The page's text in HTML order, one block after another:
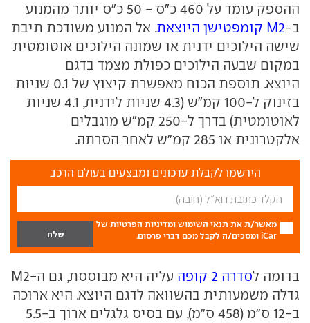
ההספק עומד על 460 כ"ס - 50 כ"ס יותר מהמנוע
ב-M2 קומפטישן היוצאת
. אל המנוע משודכת תיבת
שישה הילוכים ידנית או שמונה הילוכים אוטומטית
במקום שבעה הילוכים כפולת מצמד בדגם
היוצא. תוספת הכוח מאפשרת קיצוץ של 0.1 שניות
בזינוק ל-100 קמ"ש (4.3 שניות לידנית, 4.1 שניות
לאוטומטית) בדרך ל-250 קמ"ש מוגבלים
אלקטרונית או 285 קמ"ש לאחר הסרתה.
הירשמו לקבלת עדכונים ומבצעים בעולם הרכב
מאשר/ת את תנאי השימוש ומדיניות הפרטיות של
iCar ומסכים/ה לקבל מכם דברי פרסום.
בדומה לסדרה 2 קופה
עליה היא מבוססת, גם ה-M2
גדלה משמעותית בהשוואה לדגם היוצא. היא ארוכה
ב-12 ס"מ (458 ס"מ), עם בסיס גלגלים ארוך ב-5.5